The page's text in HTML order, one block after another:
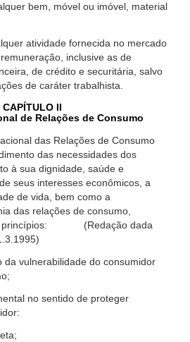
bem, móvel ou imóvel, material
atividade fornecida no mercado
inclusive as de
de crédito e securitária, salvo
de caráter trabalhista.
CAPÍTULO II
de Relações de Consumo
das Relações de Consumo
das necessidades dos
à sua dignidade, saúde e
seus interesses econômicos, a
de vida, bem como a
das relações de consumo,
princípios: (Redação dada
da vulnerabilidade do consumidor
no sentido de proteger